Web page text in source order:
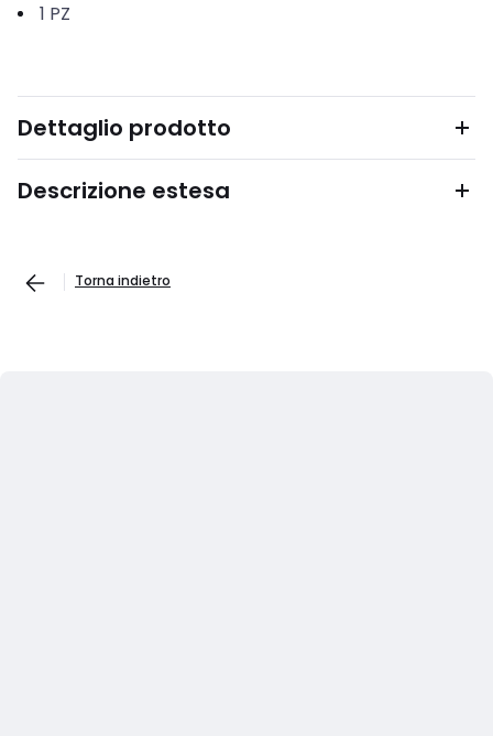
1 PZ
Dettaglio prodotto
Descrizione estesa
Torna indietro